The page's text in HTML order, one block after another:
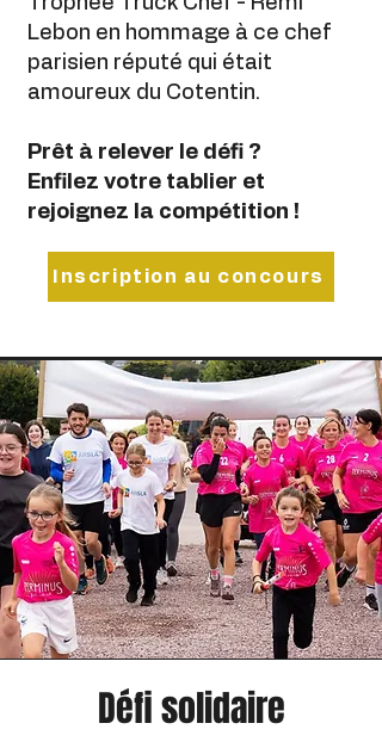
Lebon en hommage à ce chef
parisien réputé qui était
amoureux du Cotentin.
Prêt à relever le défi ?
Enfilez votre tablier et
rejoignez la compétition !
Inscription au concours
Défi solidaire